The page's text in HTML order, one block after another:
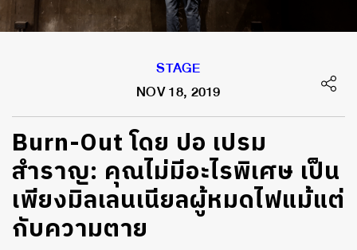
STAGE
NOV 18, 2019
Burn-Out โดย ปอ เปรม
สำราญ: คุณไม่มีอะไรพิเศษ เป็น
เพียงมิลเลนเนียลผู้หมดไฟแม้แต่
กับความตาย